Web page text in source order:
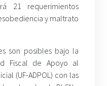
21 requerimientos
y maltrato
son posibles bajo la
Fiscal de Apoyo al
(UF-ADPOL) con las